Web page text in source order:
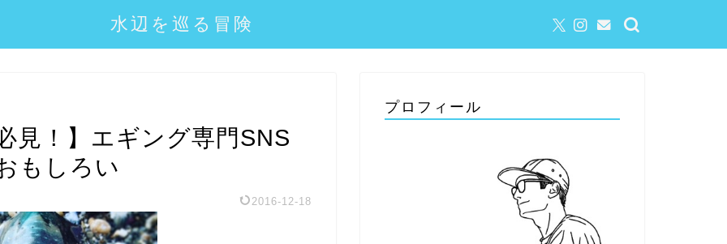
水辺を巡る冒険
見！】エギング専門SNS
もしろい
2016-12-18
プロフィール